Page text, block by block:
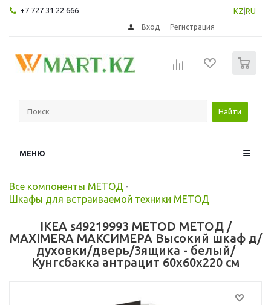
+7 727 31 22 666 KZ RU
Вход Регистрация
Найти
МЕНЮ
Все компоненты МЕТОД -
Шкафы для встраиваемой техники МЕТОД
IKEA s49219993 METOD МЕТОД /
MAXIMERA МАКСИМЕРА Высокий шкаф д/
духовки/дверь/3ящика - белый/
Кунгсбакка антрацит 60x60x220 см